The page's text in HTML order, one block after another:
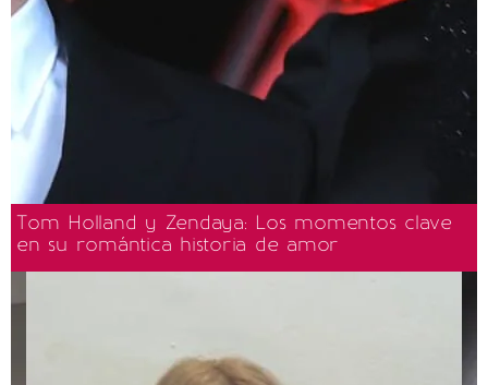
Tom Holland y Zendaya: Los momentos clave
en su romántica historia de amor